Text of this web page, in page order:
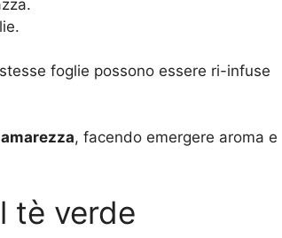
foglie possono essere ri-infuse
, facendo emergere aroma e
tè verde